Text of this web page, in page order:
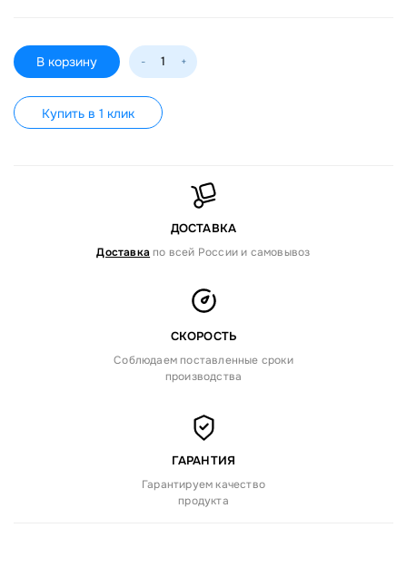
В корзину - +
Купить в 1 клик
ДОСТАВКА
Доставка по всей России и самовывоз
СКОРОСТЬ
Соблюдаем поставленные сроки
производства
ГАРАНТИЯ
Гарантируем качество
продукта